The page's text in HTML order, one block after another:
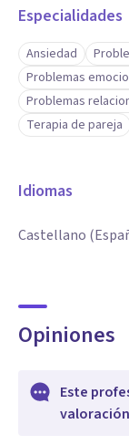
Especialidades
Ansiedad
Problemas
Problemas
Terapia de pareja
Idiomas
Castellano
Opiniones
Este
valoración